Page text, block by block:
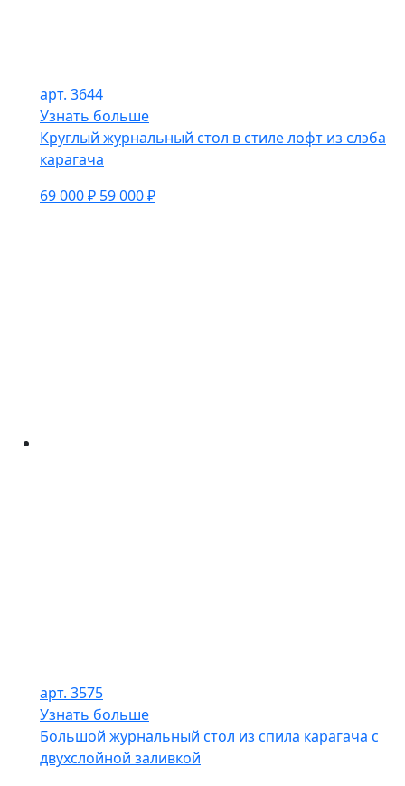
арт. 3644
Узнать больше
Круглый журнальный стол в стиле лофт из слэба
карагача
69 000 ₽ 59 000 ₽
арт. 3575
Узнать больше
Большой журнальный стол из спила карагача с
двухслойной заливкой